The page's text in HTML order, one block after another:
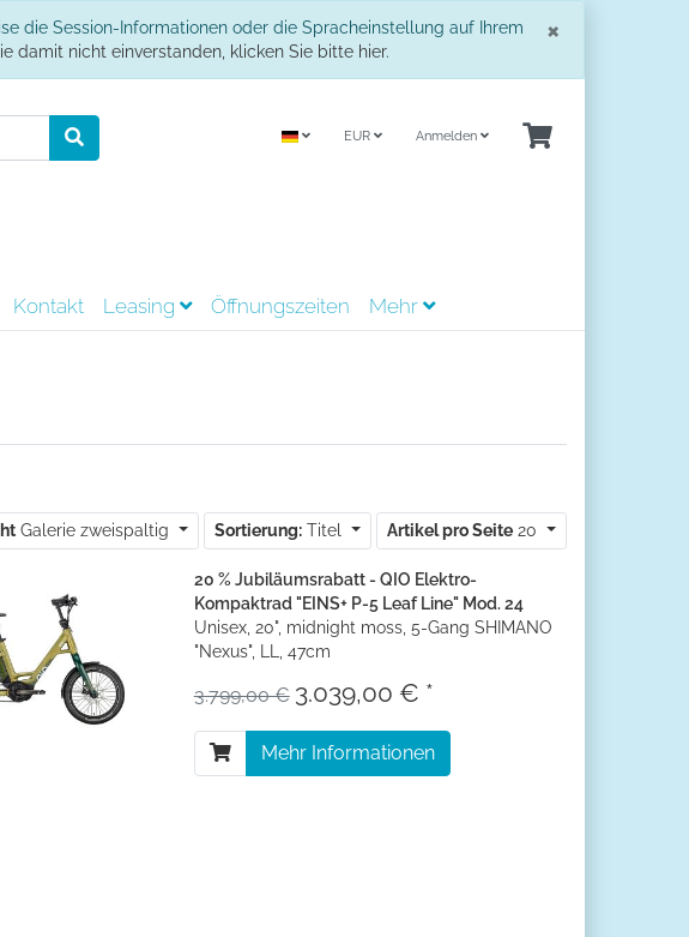
×
die Session-Informationen oder die Spracheinstellung auf Ihrem
damit nicht einverstanden, klicken Sie bitte hier.
EUR Anmelden
Kontakt Leasing Öffnungszeiten Mehr
Galerie zweispaltig Sortierung: Titel Artikel pro Seite 20
20 % Jubiläumsrabatt - QIO Elektro-
Kompaktrad "EINS+ P-5 Leaf Line" Mod. 24
Unisex, 20", midnight moss, 5-Gang SHIMANO
"Nexus", LL, 47cm
3.799,00 € 3.039,00 € *
Mehr Informationen